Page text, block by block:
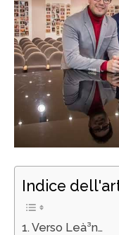
Indice
Verso Leà³n…